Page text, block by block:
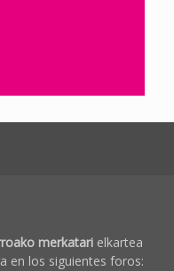
merkatarielkartea
en los siguientes foros: